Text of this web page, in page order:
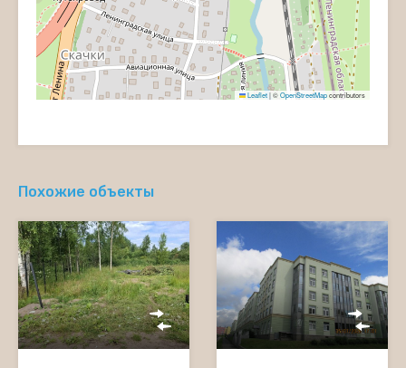
Leaflet|©OpenStreetMapcontributors
Похожие объекты